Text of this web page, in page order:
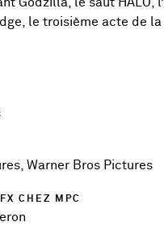
le troisième acte de
Warner Bros Pictures
CHEZ MPC